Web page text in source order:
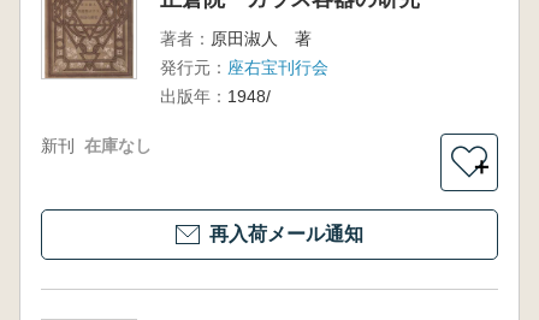
著者： 原田淑人 著
発行元： 座右宝刊行会
出版年： 1948/
新刊 在庫なし
＋
再入荷メール通知